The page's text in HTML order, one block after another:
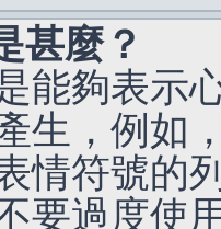
甚麼？
能夠表示
生，例如
情符號的
要過度使